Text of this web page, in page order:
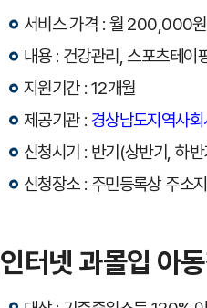
서비스 가격 : 월 200,000
내용 : 건강관리, 스포츠테이
지원기간 : 12개월
제공기관 : 경상남도지역사
신청시기 : 반기(상반기, 하반
신청장소 : 주민등록상 주소
인터넷 과몰입 아